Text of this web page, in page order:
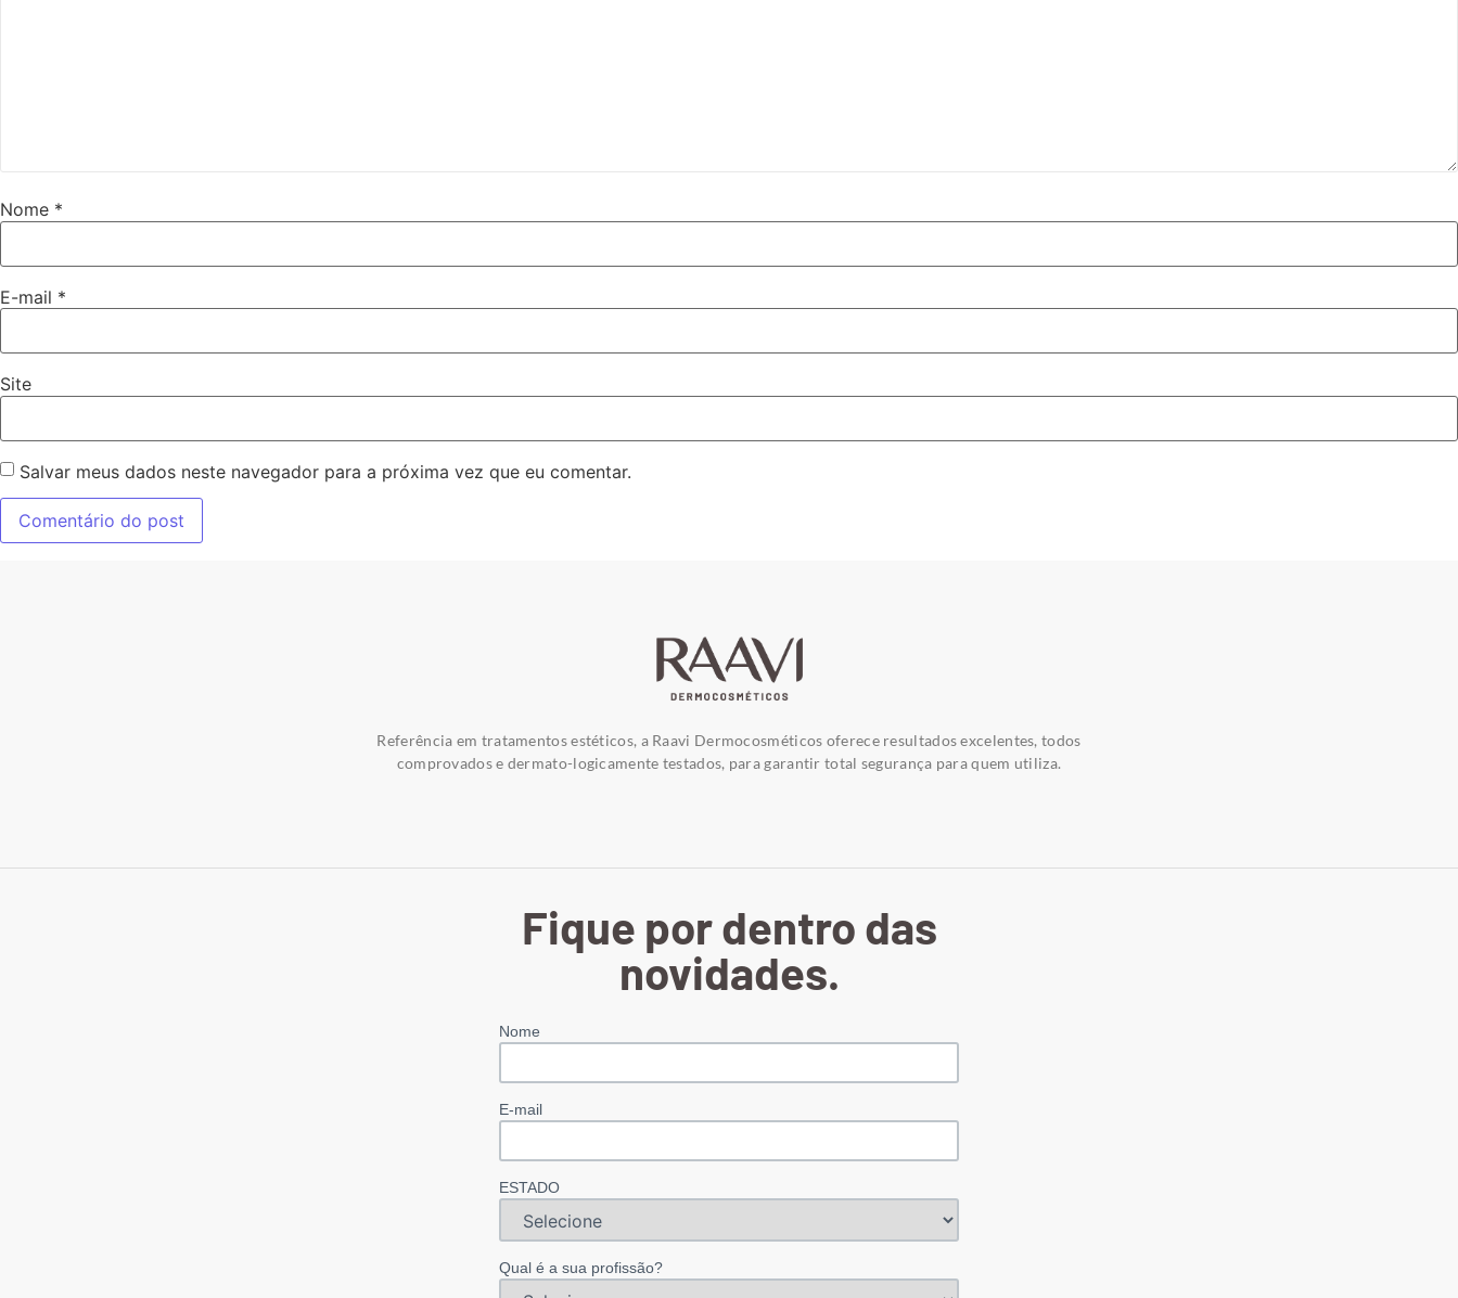
Nome *
E-mail *
Site
Salvar meus dados neste navegador para a próxima vez que eu comentar.
Referência em tratamentos estéticos, a Raavi Dermocosméticos oferece resultados excelentes, todos
comprovados e dermato-logicamente testados, para garantir total segurança para quem utiliza.
Fique por dentro das
novidades.
Nome
E-mail
ESTADO
Qual é a sua profissão?